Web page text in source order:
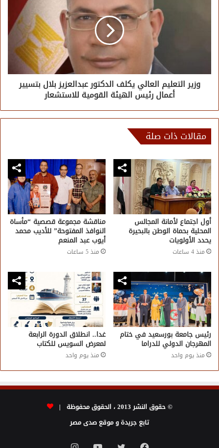
وزير التعليم العالي يكلف الدكتور عبدالعزيز بلال بتسيير
أعمال رئيس الهيئة القومية للاستشعار
مقالات ذات صلة
أول اجتماع لأمانة المجالس
المحلية بحماة الوطن بالبحيرة
يحدد الأولويات
منذ 4 ساعات
مناقشة مجموعة قصصية “مأساة
النوافذ المفتوحة” للأديب محمد
أيوب عبد المنعم
منذ 5 ساعات
رئيس جامعة بورسعيد في ختام
المهرجان الدولي للدراما
منذ يوم واحد
غدا.. انطلاق الدورة الرابعة
لمعرض السويس للكتاب
منذ يوم واحد
© حقوق النشر 2013 ، الحقوق محفوظة |
تابع جريدة و موقع صدى مصر